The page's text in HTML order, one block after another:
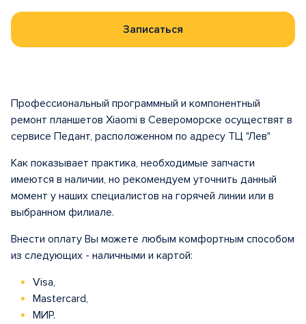
Записаться
Профессиональный программный и компонентный
ремонт планшетов Xiaomi в Североморске осуществят в
сервисе Педант, расположенном по адресу ТЦ "Лев"
Как показывает практика, необходимые запчасти
имеются в наличии, но рекомендуем уточнить данный
момент у наших специалистов на горячей линии или в
выбранном филиале.
Внести оплату Вы можете любым комфортным способом
из следующих - наличными и картой:
Visa,
Mastercard,
МИР.